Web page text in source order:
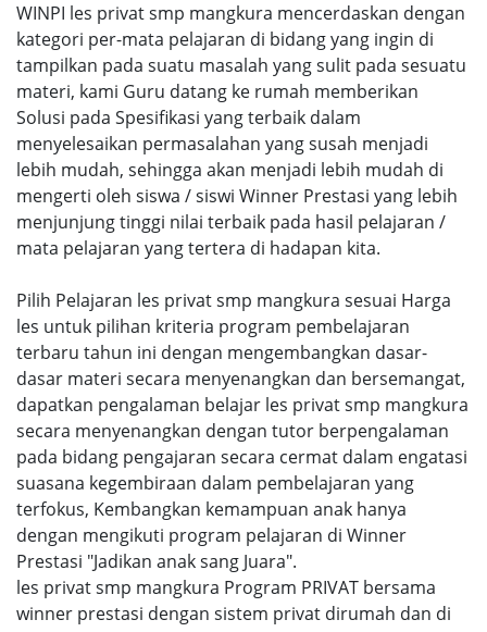
WINPI les privat smp mangkura mencerdaskan dengan
kategori per-mata pelajaran di bidang yang ingin di
tampilkan pada suatu masalah yang sulit pada sesuatu
materi, kami Guru datang ke rumah memberikan
Solusi pada Spesifikasi yang terbaik dalam
menyelesaikan permasalahan yang susah menjadi
lebih mudah, sehingga akan menjadi lebih mudah di
mengerti oleh siswa / siswi Winner Prestasi yang lebih
menjunjung tinggi nilai terbaik pada hasil pelajaran /
mata pelajaran yang tertera di hadapan kita.
Pilih Pelajaran les privat smp mangkura sesuai Harga
les untuk pilihan kriteria program pembelajaran
terbaru tahun ini dengan mengembangkan dasar-
dasar materi secara menyenangkan dan bersemangat,
dapatkan pengalaman belajar les privat smp mangkura
secara menyenangkan dengan tutor berpengalaman
pada bidang pengajaran secara cermat dalam engatasi
suasana kegembiraan dalam pembelajaran yang
terfokus, Kembangkan kemampuan anak hanya
dengan mengikuti program pelajaran di Winner
Prestasi "Jadikan anak sang Juara".
les privat smp mangkura Program PRIVAT bersama
winner prestasi dengan sistem privat dirumah dan di